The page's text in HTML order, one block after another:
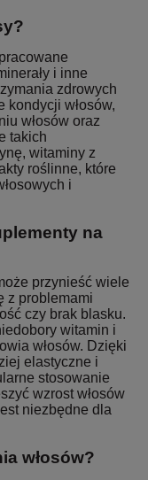
i inne
zdrowych
kondycji włosów,
włosów oraz
takich
witaminy z
roślinne, które
i
na
przynieść wiele
z problemami
czy brak blasku.
witamin i
włosów. Dzięki
elastyczne i
stosowanie
wzrost włosów
niezbędne dla
włosów?